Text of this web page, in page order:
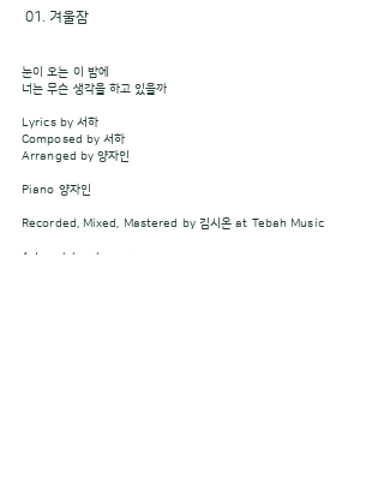
01. 겨울잠
눈이 오는 이 밤에
너는 무슨 생각을 하고 있을까
Lyrics by 서하
Composed by 서하
Arranged by 양자인
Piano 양자인
Recorded, Mixed, Mastered by 김시온 at Tebah Music
Artwork by elmunuy